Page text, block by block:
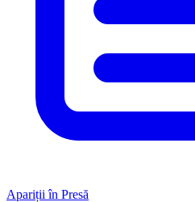
Apariții în Presă